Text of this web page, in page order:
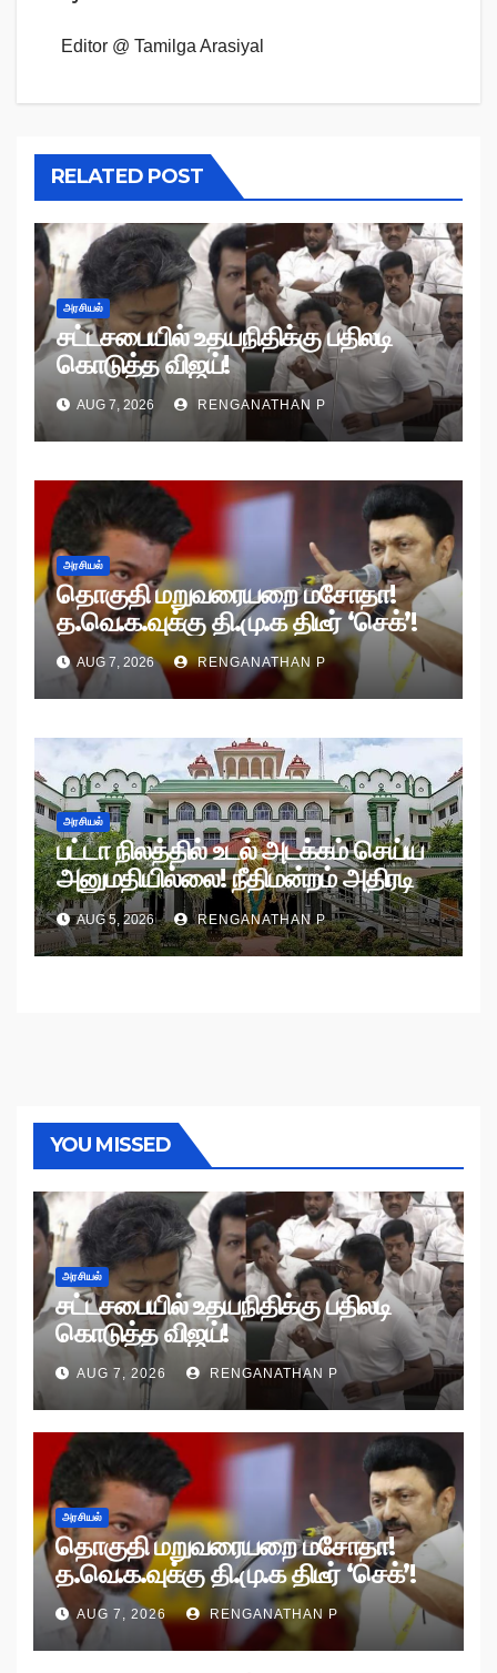
Editor @ Tamilga Arasiyal
RELATED POST
அரசியல்
சட்டசபையில் உதயநிதிக்கு பதிலடி
கொடுத்த விஜய்!
AUG 7, 2026 RENGANATHAN P
அரசியல்
தொகுதி மறுவரையறை மசோதா!
த.வெ.க.வுக்கு தி.மு.க திடீர் ‘செக்’!
AUG 7, 2026 RENGANATHAN P
அரசியல்
பட்டா நிலத்தில் உடல் அடக்கம் செய்ய
அனுமதியில்லை! நீதிமன்றம் அதிரடி
உத்தரவு!
AUG 5, 2026 RENGANATHAN P
YOU MISSED
அரசியல்
சட்டசபையில் உதயநிதிக்கு பதிலடி
கொடுத்த விஜய்!
AUG 7, 2026 RENGANATHAN P
அரசியல்
தொகுதி மறுவரையறை மசோதா!
த.வெ.க.வுக்கு தி.மு.க திடீர் ‘செக்’!
AUG 7, 2026 RENGANATHAN P